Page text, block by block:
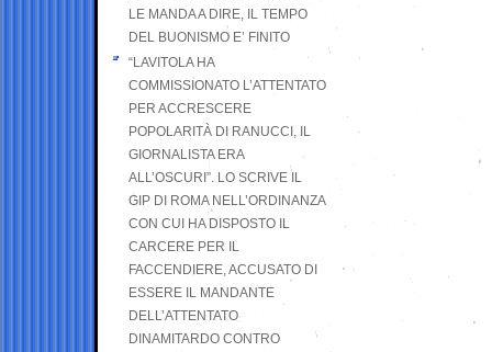
LE MANDA A DIRE, IL TEMPO
DEL BUONISMO E’ FINITO
“LAVITOLA HA
COMMISSIONATO L’ATTENTATO
PER ACCRESCERE
POPOLARITÀ DI RANUCCI, IL
GIORNALISTA ERA
ALL’OSCURI”. LO SCRIVE IL
GIP DI ROMA NELL’ORDINANZA
CON CUI HA DISPOSTO IL
CARCERE PER IL
FACCENDIERE, ACCUSATO DI
ESSERE IL MANDANTE
DELL’ATTENTATO
DINAMITARDO CONTRO